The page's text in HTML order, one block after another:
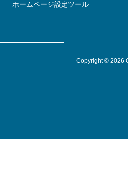
ホームページ設定ツール
Copyright © 2026